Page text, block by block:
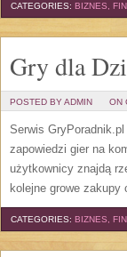
CATEGORIES: BIZNES,
Gry dla
POSTED BY ADMIN ON
Serwis
zapowiedzi gier na
użytkownicy znajdą
kolejne growe
CATEGORIES: BIZNES,